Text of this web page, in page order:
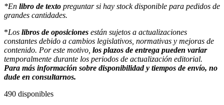
*En libro de texto preguntar si hay stock disponible para pedidos de
grandes cantidades.
*Los libros de oposiciones están sujetos a actualizaciones
constantes debido a cambios legislativos, normativas y mejoras de
contenido. Por este motivo, los plazos de entrega pueden variar
temporalmente durante los periodos de actualización editorial.
Para más información sobre disponibilidad y tiempos de envío, no
dude en consultarnos.
490 disponibles